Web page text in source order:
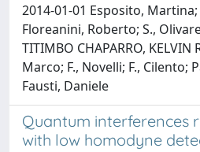
2014-01-01 Esposito,
Floreanini, Roberto; S.,
TITIMBO CHAPARRO, KELVIN
Marco; F., Novelli; F., Cilento;
Fausti, Daniele
Quantum interferences
with low homodyne